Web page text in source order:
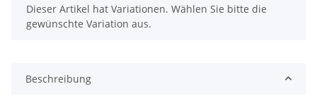
x
Dieser Artikel hat Variationen. Wählen Sie bitte die
gewünschte Variation aus.
Beschreibung